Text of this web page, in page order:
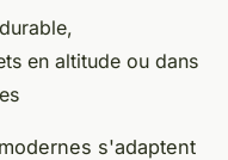
en altitude ou dans
s'adaptent